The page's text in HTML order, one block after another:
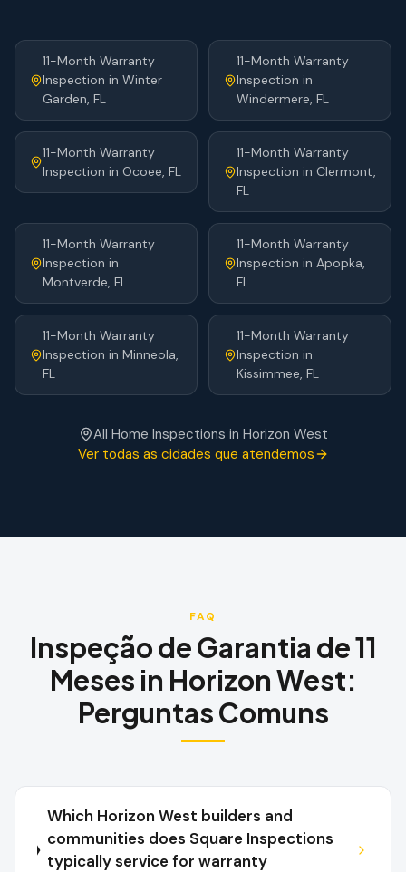
11-Month Warranty
Inspection in Winter
Garden, FL
11-Month Warranty
Inspection in
Windermere, FL
11-Month Warranty
Inspection in Ocoee, FL
11-Month Warranty
Inspection in Clermont,
FL
11-Month Warranty
Inspection in
Montverde, FL
11-Month Warranty
Inspection in Apopka,
FL
11-Month Warranty
Inspection in Minneola,
FL
11-Month Warranty
Inspection in
Kissimmee, FL
All Home Inspections in Horizon West
Ver todas as cidades que atendemos
FAQ
Inspeção de Garantia de 11
Meses in Horizon West:
Perguntas Comuns
Which Horizon West builders and
communities does Square Inspections
typically service for warranty